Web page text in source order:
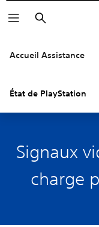
Rechercher
Accueil Assistance
État de PlayStation
Signaux
charge